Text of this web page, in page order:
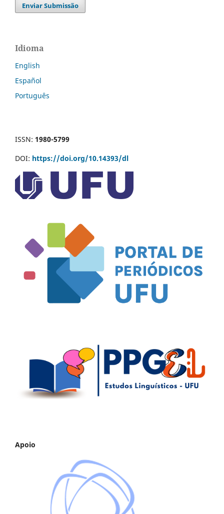
Enviar Submissão
Idioma
English
Español
Português
ISSN: 1980-5799
DOI: https://doi.org/10.14393/dl
Apoio